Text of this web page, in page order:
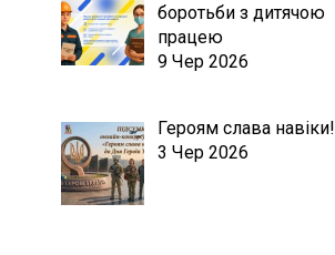
боротьби з дитячою
працею
9 Чер 2026
Героям слава навіки!
3 Чер 2026